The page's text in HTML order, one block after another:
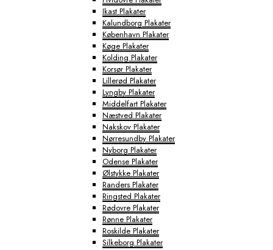
Ikast Plakater
Kalundborg Plakater
København Plakater
Køge Plakater
Kolding Plakater
Korsør Plakater
Lillerød Plakater
Lyngby Plakater
Middelfart Plakater
Næstved Plakater
Nakskov Plakater
Nørresundby Plakater
Nyborg Plakater
Odense Plakater
Ølstykke Plakater
Randers Plakater
Ringsted Plakater
Rødovre Plakater
Rønne Plakater
Roskilde Plakater
Silkeborg Plakater